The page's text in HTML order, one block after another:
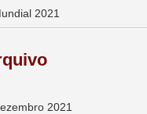
2021
2021